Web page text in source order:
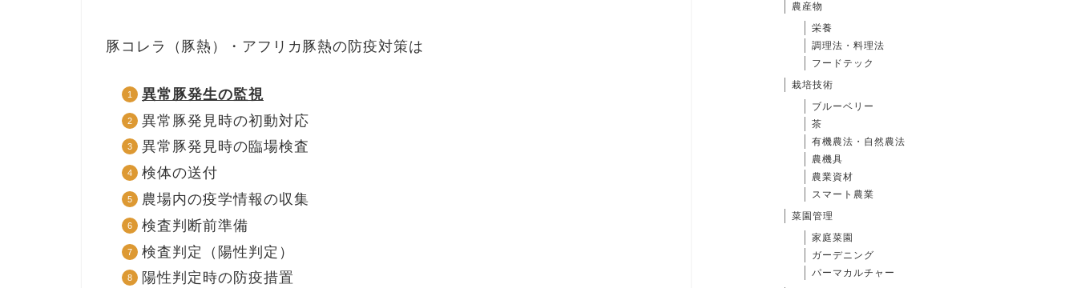
豚コレラ（豚熱）・アフリカ豚熱の防疫対策は
異常豚発生の監視
異常豚発見時の初動対応
異常豚発見時の臨場検査
検体の送付
農場内の疫学情報の収集
検査判断前準備
検査判定（陽性判定）
陽性判定時の防疫措置
農産物
栄養
調理法・料理法
フードテック
栽培技術
ブルーベリー
茶
有機農法・自然農法
農機具
農業資材
スマート農業
菜園管理
家庭菜園
ガーデニング
パーマカルチャー